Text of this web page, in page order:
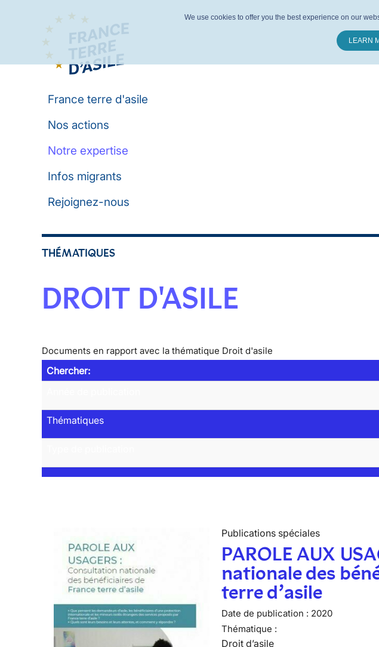
France terre d'asile
Nos actions
Notre expertise
Infos migrants
Rejoignez-nous
THÉMATIQUES
DROIT D'ASILE
Documents en rapport avec la thématique Droit d'asile
Chercher:
Thématiques
Publications spéciales
PAROLE AUX
nationale des
terre d’asile
Date de publication : 2020
Thématique :
Droit d’asile
We use cookies to offer you the best experience on our
LEARN